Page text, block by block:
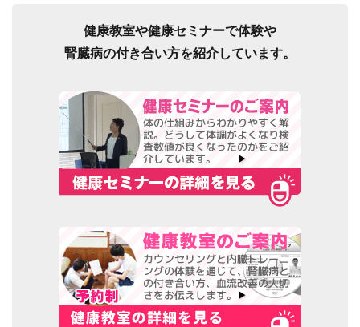
健康教室や健康セミナーで体験や
腎臓病の付き合い方を紹介しています。